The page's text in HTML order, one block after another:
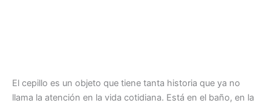
El cepillo es un objeto que tiene tanta historia que ya no
llama la atención en la vida cotidiana. Está en el baño, en la